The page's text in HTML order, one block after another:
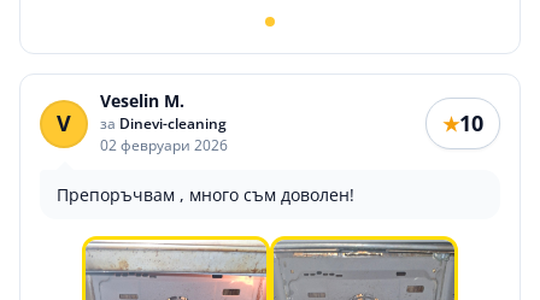
V
Veselin M.
за Dinevi-cleaning
02 февруари 2026
★10
Препоръчвам , много съм доволен!